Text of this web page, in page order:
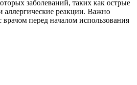
заболеваний, таких как острые
аллергические реакции. Важно
врачом перед началом использования